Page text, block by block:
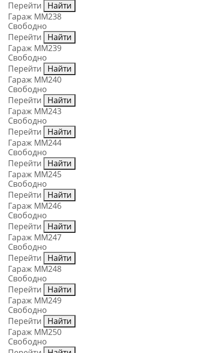
Перейти
Найти
Гараж ММ238
Свободно
Перейти
Найти
Гараж ММ239
Свободно
Перейти
Найти
Гараж ММ240
Свободно
Перейти
Найти
Гараж ММ243
Свободно
Перейти
Найти
Гараж ММ244
Свободно
Перейти
Найти
Гараж ММ245
Свободно
Перейти
Найти
Гараж ММ246
Свободно
Перейти
Найти
Гараж ММ247
Свободно
Перейти
Найти
Гараж ММ248
Свободно
Перейти
Найти
Гараж ММ249
Свободно
Перейти
Найти
Гараж ММ250
Свободно